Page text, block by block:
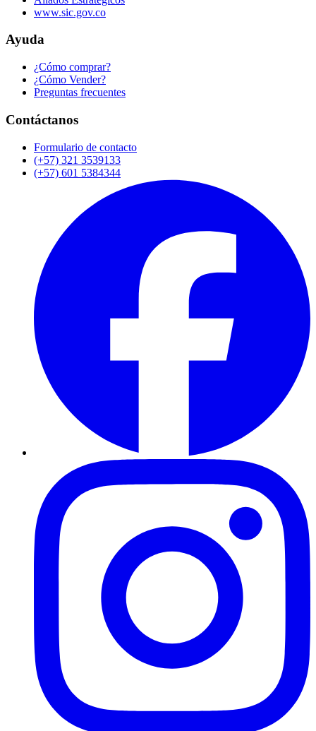
www.sic.gov.co
Ayuda
¿Cómo comprar?
¿Cómo Vender?
Preguntas frecuentes
Contáctanos
Formulario de contacto
(+57) 321 3539133
(+57) 601 5384344